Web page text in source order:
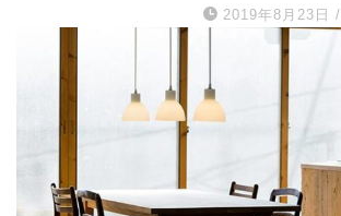
2019年8月23日 /